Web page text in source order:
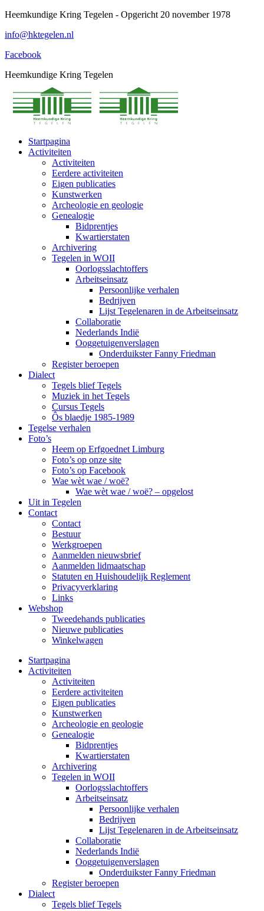
Spring
content
Heemkundige Kring Tegelen - Opgericht 20 november 1978
info@hktegelen.nl
Facebook
Heemkundige Kring Tegelen
Startpagina
Activiteiten
Activiteiten
Eerdere activiteiten
Eigen publicaties
Kunstwerken
Archeologie en geologie
Genealogie
Bidprentjes
Kwartierstaten
Archivering
Tegelen in WOII
Oorlogsslachtoffers
Arbeitseinsatz
Persoonlijke verhalen
Bedrijven
Lijst Tegelenaren in de Arbeitseinsatz
Collaboratie
Nederlands Indië
Ooggetuigenverslagen
Onderduikster Fanny Friedman
Register beroepen
Dialect
Tegels blief Tegels
Muziek in het Tegels
Cursus Tegels
Ôs blaedje 1985-1989
Tegelse verhalen
Foto’s
Heem op Erfgoednet Limburg
Foto’s op onze site
Foto’s op Facebook
Wae wèt wae / woë?
Wae wèt wae / woë? – opgelost
Uit in Tegelen
Contact
Contact
Bestuur
Werkgroepen
Aanmelden nieuwsbrief
Aanmelden lidmaatschap
Statuten en Huishoudelijk Reglement
Privacyverklaring
Links
Webshop
Tweedehands publicaties
Nieuwe publicaties
Winkelwagen
Startpagina
Activiteiten
Activiteiten
Eerdere activiteiten
Eigen publicaties
Kunstwerken
Archeologie en geologie
Genealogie
Bidprentjes
Kwartierstaten
Archivering
Tegelen in WOII
Oorlogsslachtoffers
Arbeitseinsatz
Persoonlijke verhalen
Bedrijven
Lijst Tegelenaren in de Arbeitseinsatz
Collaboratie
Nederlands Indië
Ooggetuigenverslagen
Onderduikster Fanny Friedman
Register beroepen
Dialect
Tegels blief Tegels